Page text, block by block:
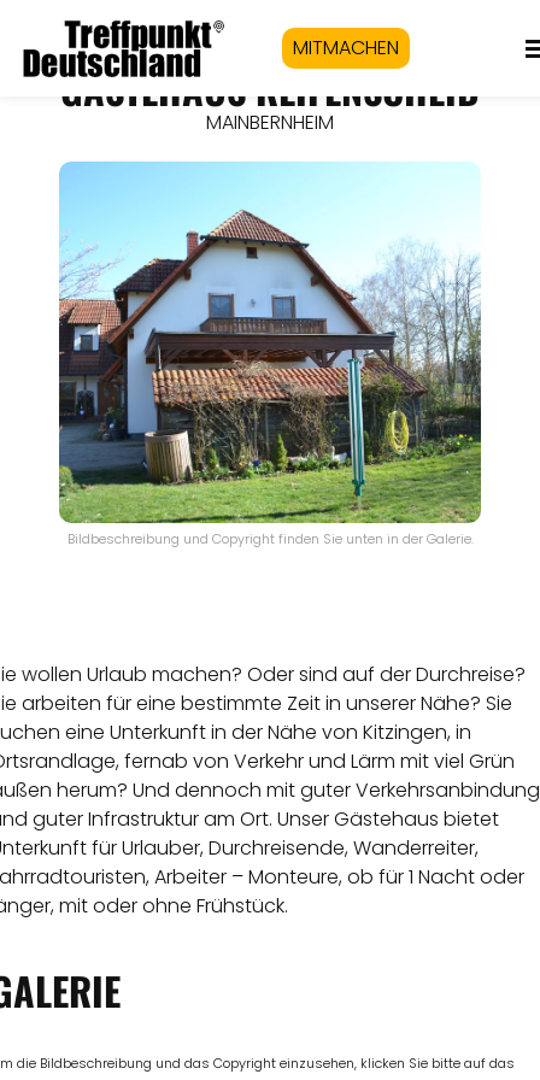
MITMACHEN
GÄSTEHAUS REIFENSCHEID
MAINBERNHEIM
Bildbeschreibung und Copyright finden Sie unten in der Galerie.
wollen Urlaub machen? Oder sind auf der Durchreise?
arbeiten für eine bestimmte Zeit in unserer Nähe? Sie
eine Unterkunft in der Nähe von Kitzingen, in
fernab von Verkehr und Lärm mit viel Grün
herum? Und dennoch mit guter Verkehrsanbindung
guter Infrastruktur am Ort. Unser Gästehaus bietet
für Urlauber, Durchreisende, Wanderreiter,
Arbeiter – Monteure, ob für 1 Nacht oder
mit oder ohne Frühstück.
die Bildbeschreibung und das Copyright einzusehen, klicken Sie bitte auf das